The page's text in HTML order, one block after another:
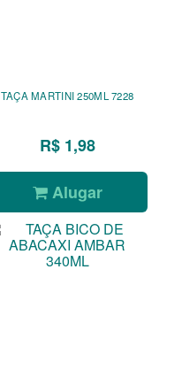
TAÇA MARTINI 250ML 7228
R$ 1,98
Alugar